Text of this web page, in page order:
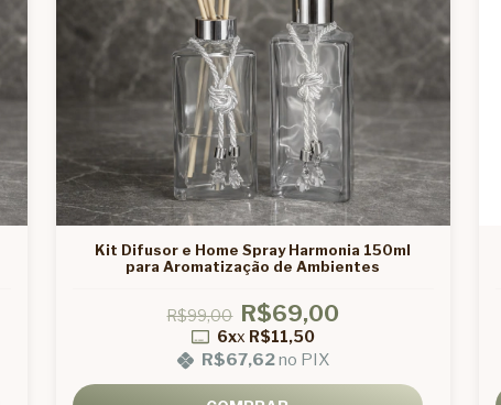
Kit Difusor e Home Spray Harmonia 150ml
para Aromatização de Ambientes
R$99,00 R$69,00
6xx R$11,50
R$67,62no PIX